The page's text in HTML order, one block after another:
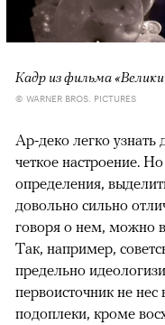
Кадр из фильма
© WARNER BROS. PICTURES
Ар-деко легко узнать
четкое настроение.
определения,
довольно сильно
говоря о нем, можно
Так, например,
предельно
первоисточник не
подоплеки, кроме